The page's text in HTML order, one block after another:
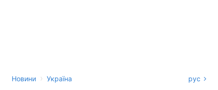
Новини › Україна рус